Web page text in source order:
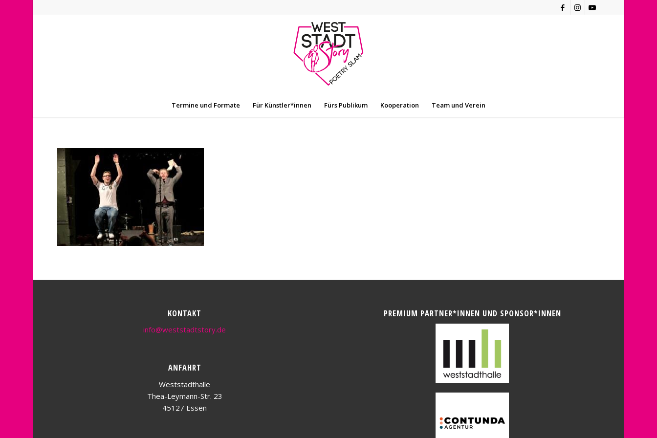
Termine und Formate Für Künstler*innen Fürs Publikum Kooperation Team und Verein
KONTAKT
info@weststadtstory.de
ANFAHRT
Weststadthalle
Thea-Leymann-Str. 23
45127 Essen
PREMIUM PARTNER*INNEN UND SPONSOR*INNEN